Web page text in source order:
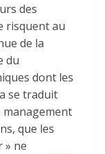
des
risquent au
de la
du
dont les
se traduit
management
que les
» ne